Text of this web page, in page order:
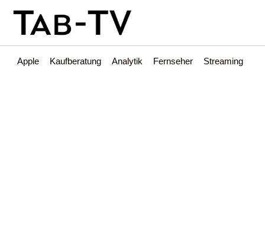
Apple Kaufberatung Analytik Fernseher Streaming